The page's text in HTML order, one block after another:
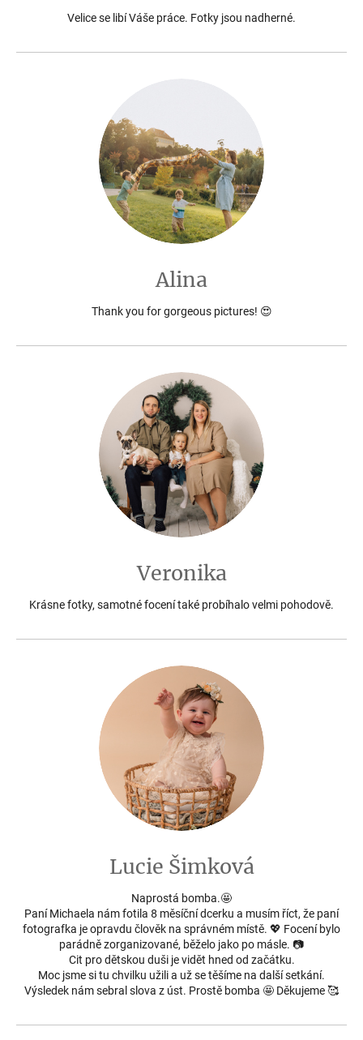
Velice se libí Váše práce. Fotky jsou nadherné.
Alina
Thank you for gorgeous pictures! 😍
Veronika
Krásne fotky, samotné focení také probíhalo velmi pohodově.
Lucie Šimková
Naprostá bomba.🤩
Paní Michaela nám fotila 8 měsíční dcerku a musím říct, že paní
fotografka je opravdu člověk na správném místě. 💖 Focení bylo
parádně zorganizované, běželo jako po másle. 📷
Cit pro dětskou duši je vidět hned od začátku.
Moc jsme si tu chvilku užili a už se těšíme na další setkání.
Výsledek nám sebral slova z úst. Prostě bomba 🤩 Děkujeme 🥰